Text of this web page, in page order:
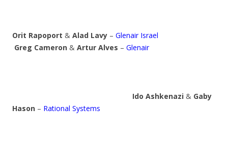
Orit Rapoport & Alad Lavy – Glenair Israel
Greg Cameron & Artur Alves – Glenair
Ido Ashkenazi & Gaby
Hason – Rational Systems